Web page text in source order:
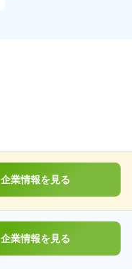
企業情報を見る
企業情報を見る